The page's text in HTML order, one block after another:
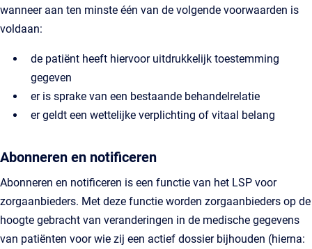
wanneer aan ten minste één van de volgende voorwaarden is
voldaan:
de patiënt heeft hiervoor uitdrukkelijk toestemming
gegeven
er is sprake van een bestaande behandelrelatie
er geldt een wettelijke verplichting of vitaal belang
Abonneren en notificeren
Abonneren en notificeren is een functie van het LSP voor
zorgaanbieders. Met deze functie worden zorgaanbieders op de
hoogte gebracht van veranderingen in de medische gegevens
van patiënten voor wie zij een actief dossier bijhouden (hierna: